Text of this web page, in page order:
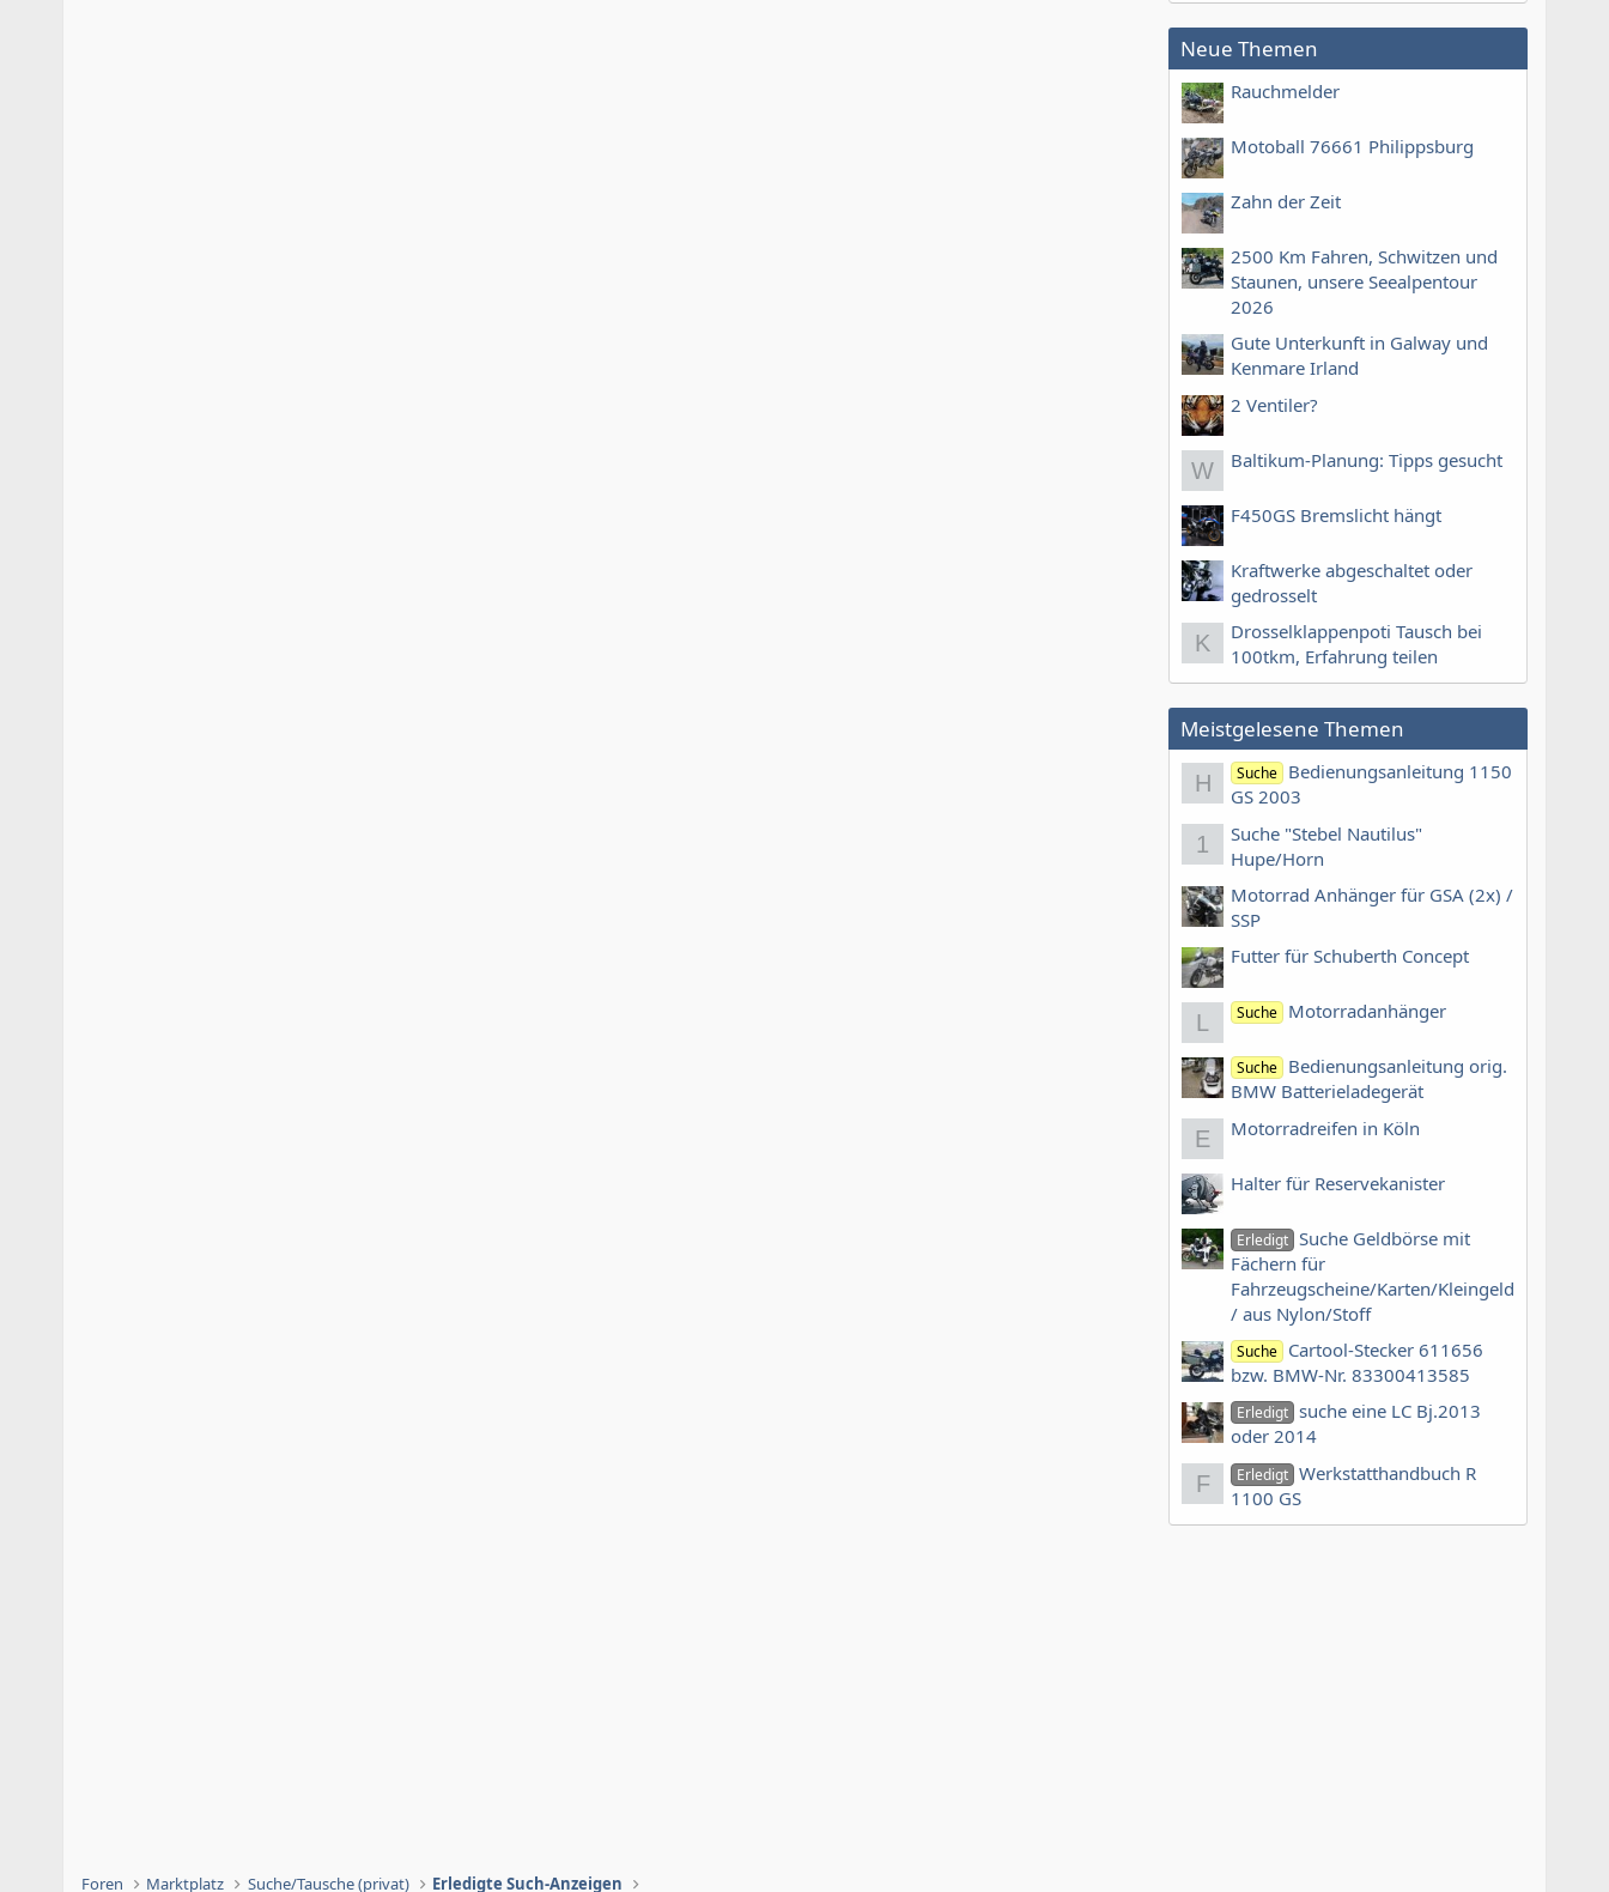
Neue Themen
Rauchmelder
Motoball 76661 Philippsburg
Zahn der Zeit
2500 Km Fahren, Schwitzen und
Staunen, unsere Seealpentour
2026
Gute Unterkunft in Galway und
Kenmare Irland
2 Ventiler?
W Baltikum-Planung: Tipps gesucht
F450GS Bremslicht hängt
Kraftwerke abgeschaltet oder
gedrosselt
K
Drosselklappenpoti Tausch bei
100tkm, Erfahrung teilen
Meistgelesene Themen
H Suche Bedienungsanleitung 1150
GS 2003
1
Suche "Stebel Nautilus"
Hupe/Horn
Motorrad Anhänger für GSA (2x) /
SSP
Futter für Schuberth Concept
L Suche Motorradanhänger
Suche Bedienungsanleitung orig.
BMW Batterieladegerät
E Motorradreifen in Köln
Halter für Reservekanister
Erledigt Suche Geldbörse mit
Fächern für
Fahrzeugscheine/Karten/Kleingeld
/ aus Nylon/Stoff
Suche Cartool-Stecker 611656
bzw. BMW-Nr. 83300413585
Erledigt suche eine LC Bj.2013
oder 2014
F Erledigt Werkstatthandbuch R
1100 GS
Foren Marktplatz Suche/Tausche (privat) Erledigte Such-Anzeigen